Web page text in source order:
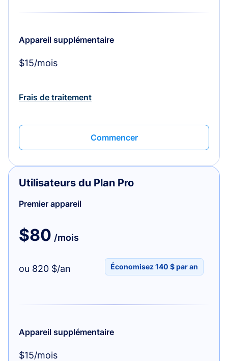
Appareil supplémentaire
$15/mois
Frais de traitement
Commencer
Utilisateurs du Plan Pro
Premier appareil
$80 /mois
ou 820 $/an Économisez 140 $ par an
Appareil supplémentaire
$15/mois